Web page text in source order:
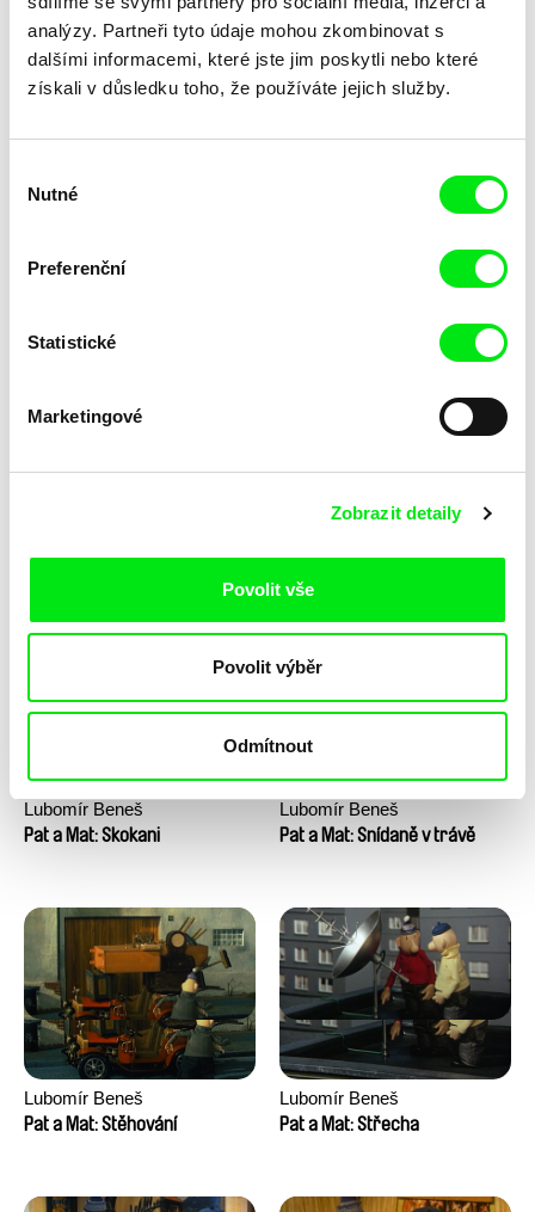
analýzy. Partneři tyto údaje mohou zkombinovat s
dalšími informacemi, které jste jim poskytli nebo které
získali v důsledku toho, že používáte jejich služby.
souhlasu
Nutné
Preferenční
Statistické
Marketingové
Zobrazit detaily
Povolit vše
Povolit výběr
Odmítnout
Pat a Mat: Obraz
Lubomír Beneš
Lubomír Beneš
Pat a Mat: Skokani
Lubomír Beneš
Pat a Mat: Snídaně v trávě
Lubomír Beneš
Pat a Mat: Stěhování
Lubomír Beneš
Pat a Mat: Střecha